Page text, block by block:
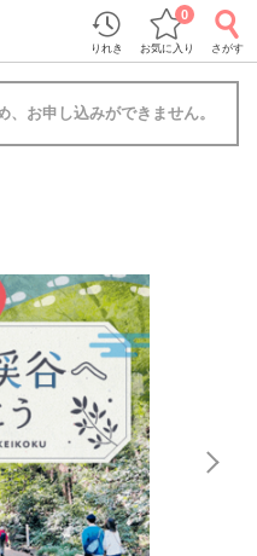
りれき お気に入り
0
さがす
お申し込みができません。